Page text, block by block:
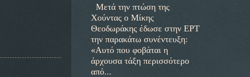
Μετά την πτώση της
Χούντας ο Μίκης
Θεοδωράκης έδωσε στην ΕΡΤ
την παρακάτω συνέντευξη:
«Αυτό που φοβάται η
άρχουσα τάξη περισσότερο
από...